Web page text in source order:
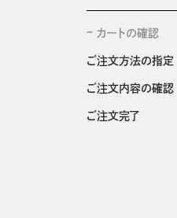
カートの確認
ご注文方法の指定
ご注文内容の確認
ご注文完了